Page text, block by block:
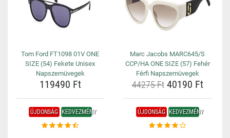
Tom Ford FT1098 01V ONE
SIZE (54) Fekete Unisex
Napszemüvegek
119490 Ft
Marc Jacobs MARC645/S
CCP/HA ONE SIZE (57) Fehér
Férfi Napszemüvegek
44275 Ft40190 Ft
ÚJDONSÁG KEDVEZMÉNY ÚJDONSÁG KEDVEZMÉNY